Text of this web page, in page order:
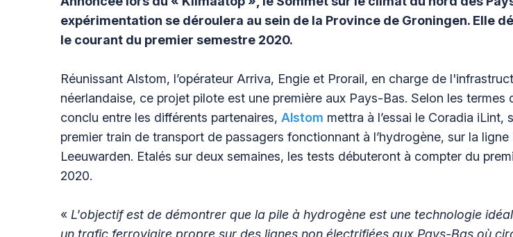
expérimentation se déroulera au sein de la Province de Groningen. Elle
le courant du premier semestre 2020.
Réunissant Alstom, l’opérateur Arriva, Engie et Prorail, en charge de
néerlandaise, ce projet pilote est une première aux Pays-Bas. Selon les termes
conclu entre les différents partenaires, Alstom mettra à l’essai le Coradia iLint,
premier train de transport de passagers fonctionnant à l’hydrogène, sur la ligne
Leeuwarden. Etalés sur deux semaines, les tests débuteront à compter du
2020.
« L'objectif est de démontrer que la pile à hydrogène est une technologie
un trafic ferroviaire propre sur des lignes non électrifiées aux Pays-Bas où